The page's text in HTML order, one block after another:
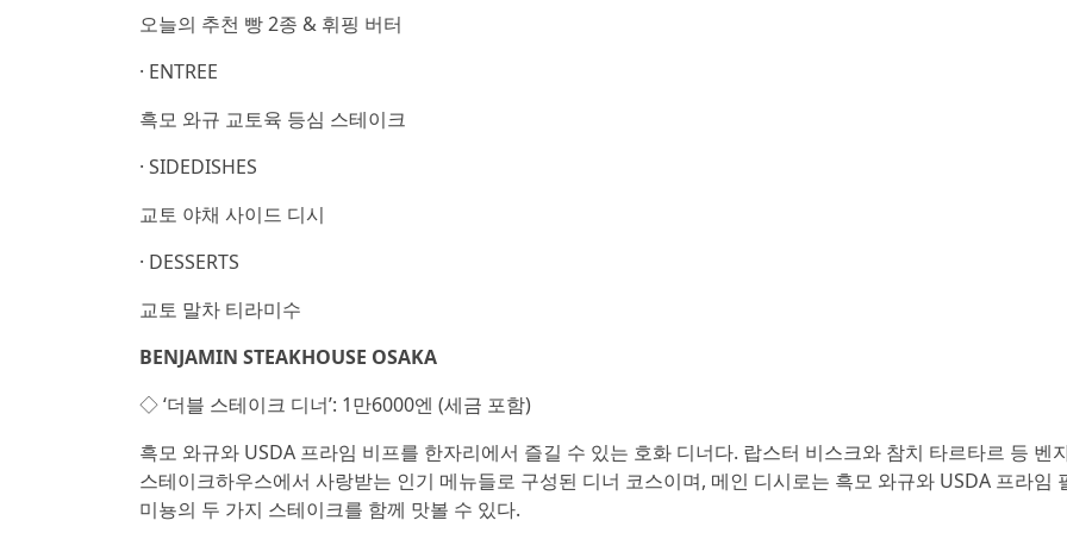
오늘의 추천 빵 2종 & 휘핑 버터
· ENTREE
흑모 와규 교토육 등심 스테이크
· SIDEDISHES
교토 야채 사이드 디시
· DESSERTS
교토 말차 티라미수
BENJAMIN STEAKHOUSE OSAKA
◇ ‘더블 스테이크 디너’: 1만6000엔 (세금 포함)
흑모 와규와 USDA 프라임 비프를 한자리에서 즐길 수 있는 호화 디너다. 랍스터 비스크와 참치 타르타르 등 벤
스테이크하우스에서 사랑받는 인기 메뉴들로 구성된 디너 코스이며, 메인 디시로는 흑모 와규와 USDA 프라임
미뇽의 두 가지 스테이크를 함께 맛볼 수 있다.